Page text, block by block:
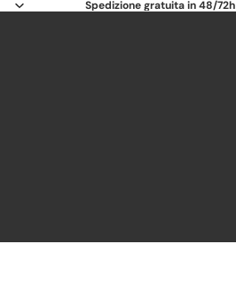
Spedizione gratuita in 48/72h